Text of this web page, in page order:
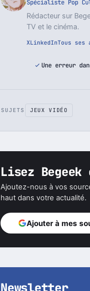
Jordan Servan
Spécialiste Pop
TV et le cinéma.
LinkedIn Tous
SUJETS JEUX VIDÉO
Lisez
haut dans votre actualité.